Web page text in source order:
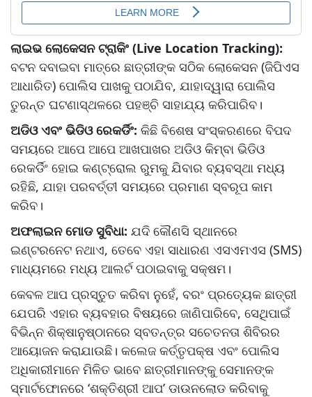
ଲାଇଭ ଲୋକେସନ ଟ୍ରାକିଂ (Live Location Tracking):
ବଟନ ଦବାଇବା ମାତ୍ରେ ଛାତ୍ରୀଙ୍କ ସଠିକ ଲୋକେସନ (ଜିପିଏସ
ଆଧାରିତ) ପୋଲିସ ପାଖକୁ ପଠାଯିବ, ଯାହାଦ୍ୱାରା ପୋଲିସ
ତୁରନ୍ତ ଘଟଣାସ୍ଥଳରେ ପହଞ୍ଚି ସାହାଯ୍ୟ କରିପାରିବ।
ଅଡିଓ ଏବଂ ଭିଡିଓ ରେକର୍ଡିଂ: କିଛି ବିଶେଷ ସଂସ୍କରଣରେ ବିପଦ
ସମୟରେ ଆପେ ଆପେ ଆଖପାଖର ଅଡିଓ କିମ୍ବା ଭିଡିଓ
ରେକର୍ଡିଂ ହୋଇ କଣ୍ଟ୍ରୋଲ ରୁମକୁ ଯିବାର ବ୍ୟବସ୍ଥା ମଧ୍ୟ
ରହିଛି, ଯାହା ପରବର୍ତ୍ତୀ ସମୟରେ ପ୍ରମାଣ ସ୍ବରୂପ କାମ
କରିବ।
ଅଫଲାଇନ ମୋଡ ସୁବିଧା: ଯଦି କୌଣସି ସ୍ଥାନରେ
ଇଣ୍ଟରନେଟ ନଥାଏ, ତେବେ ଏହା ସାଧାରଣ ଏସଏମଏସ (SMS)
ମାଧ୍ୟମରେ ମଧ୍ୟ ଆଲର୍ଟ ପଠାଇବାକୁ ସକ୍ଷମ।
କେବଳ ଆପ ପ୍ରସ୍ତୁତ କରିବା ନୁହେଁ, ବରଂ ପ୍ରତ୍ୟେକ ଛାତ୍ରୀ
ଯେପରି ଏହାର ବ୍ୟବହାର ବିଷୟରେ ଜାଣିପାରିବେ, ସେଥିପାଇଁ
ବିଭିନ୍ନ ଶିକ୍ଷାନୁଷ୍ଠାନରେ ସ୍ବତନ୍ତ୍ର ସଚେତନତା ଶିବିରର
ଆୟୋଜନ କରାଯାଉଛି। କଲେଜ କର୍ତ୍ତୃପକ୍ଷ ଏବଂ ପୋଲିସ
ଅଧିକାରୀମାନେ ମିଳିତ ଭାବେ ଛାତ୍ରୀମାନଙ୍କୁ ସେମାନଙ୍କ
ସ୍ମାର୍ଟଫୋନରେ ‘ଶକ୍ତିଶ୍ରୀ ଆପ’ ଡାଉନଲୋଡ କରିବାକୁ